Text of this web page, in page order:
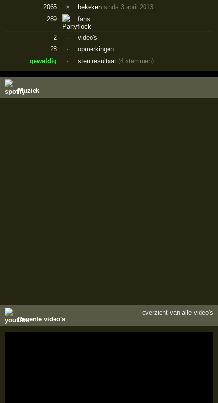
2065
× bekekensinds 3 april 2013
289
fans
2 ·
video's
28
·
opmerkingen
geweldig
· stemresultaat (4 stemmen)
Muziek
Recente video's
overzicht van alle video's